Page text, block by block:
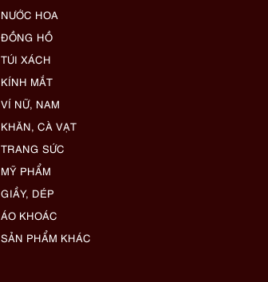
NƯỚC HOA
ĐỒNG HỒ
TÚI XÁCH
KÍNH MẮT
VÍ NỮ, NAM
KHĂN, CÀ VẠT
TRANG SỨC
MỸ PHẨM
GIẦY, DÉP
ÁO KHOÁC
SẢN PHẨM KHÁC